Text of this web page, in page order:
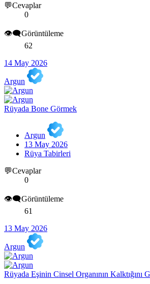
💬Cevaplar
0
👁️‍🗨️Görüntüleme
62
14 May 2026
Argun
Rüyada Bone Görmek
Argun
13 May 2026
Rüya Tabirleri
💬Cevaplar
0
👁️‍🗨️Görüntüleme
61
13 May 2026
Argun
Rüyada Eşinin Cinsel Organının Kalktığını